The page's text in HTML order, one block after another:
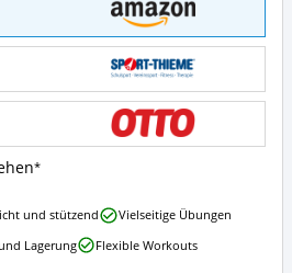
und stützend
Vielseitige Übungen
Lagerung
Flexible Workouts